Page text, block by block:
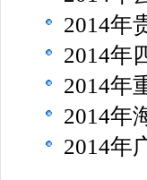
2014年
2014年
2014年
2014年
2014年